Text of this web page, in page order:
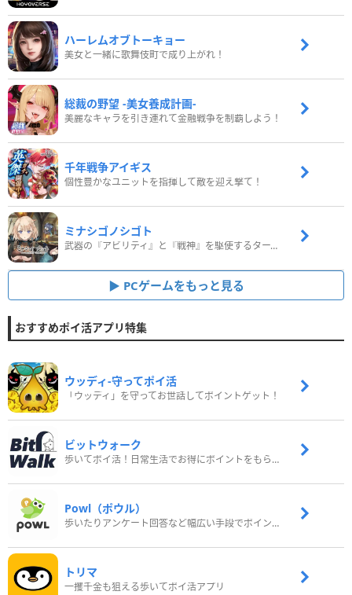
ハーレムオブトーキョー
美女と一緒に歌舞伎町で成り上がれ！
総裁の野望 -美女養成計画-
美麗なキャラを引き連れて金融戦争を制覇しよう！
千年戦争アイギス
個性豊かなユニットを指揮して敵を迎え撃て！
ミナシゴノシゴト
武器の『アビリティ』と『戦神』を駆使するターン制コマンドバトルRPG！
PCゲームをもっと見る
おすすめポイ活アプリ特集
ウッディ‐守ってポイ活
「ウッディ」を守ってお世話してポイントゲット！
ビットウォーク
歩いてポイ活！日常生活でお得にポイントをもらおう
Powl（ポウル）
歩いたりアンケート回答など幅広い手段でポイントをゲット
トリマ
一攫千金も狙える歩いてポイ活アプリ